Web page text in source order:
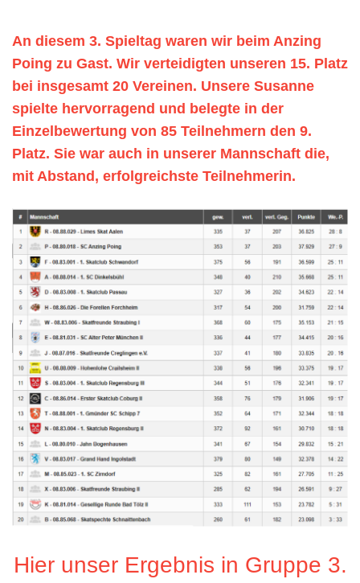
An diesem 3. Spieltag waren wir beim Anzing
Poing zu Gast. Wir verteidigten unseren 15. Platz
bei insgesamt 20 Vereinen. Unsere Susanne
spielte hervorragend und belegte in der
Einzelbewertung von 85 Teilnehmern den 9.
Platz. Sie war auch in unserer Mannschaft die,
mit Abstand, erfolgreichste Teilnehmerin.
Hier unser Ergebnis in Gruppe 3.